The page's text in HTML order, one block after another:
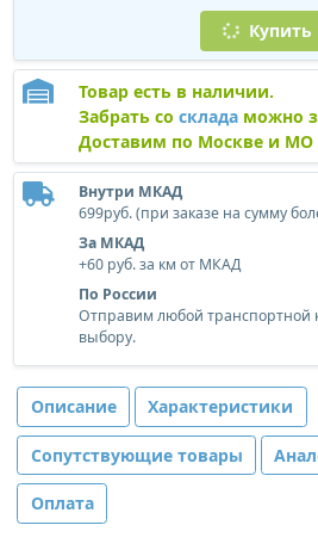
Купить
Товар есть в наличии.
Забрать со складаможно
Доставим по Москве и МО
Внутри МКАД
699руб. (при заказе на сумму
За МКАД
+60 руб. за км от МКАД
По России
Отправим любой
выбору.
Описание Характеристики
Сопутствующие товары
Оплата